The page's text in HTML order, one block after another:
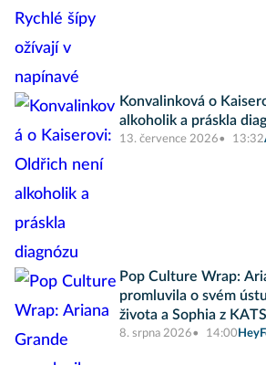
Konvalinková o
alkoholik a práskla
13. července 2026 13:32
Pop Culture Wrap:
promluvila o svém
života a Sophia z
od skupiny
8. srpna 2026 14:00